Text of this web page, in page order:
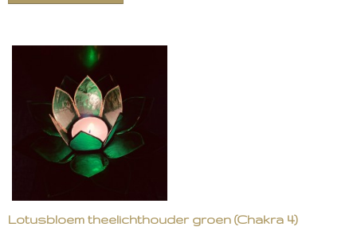
Lotusbloem theelichthouder groen (Chakra 4)